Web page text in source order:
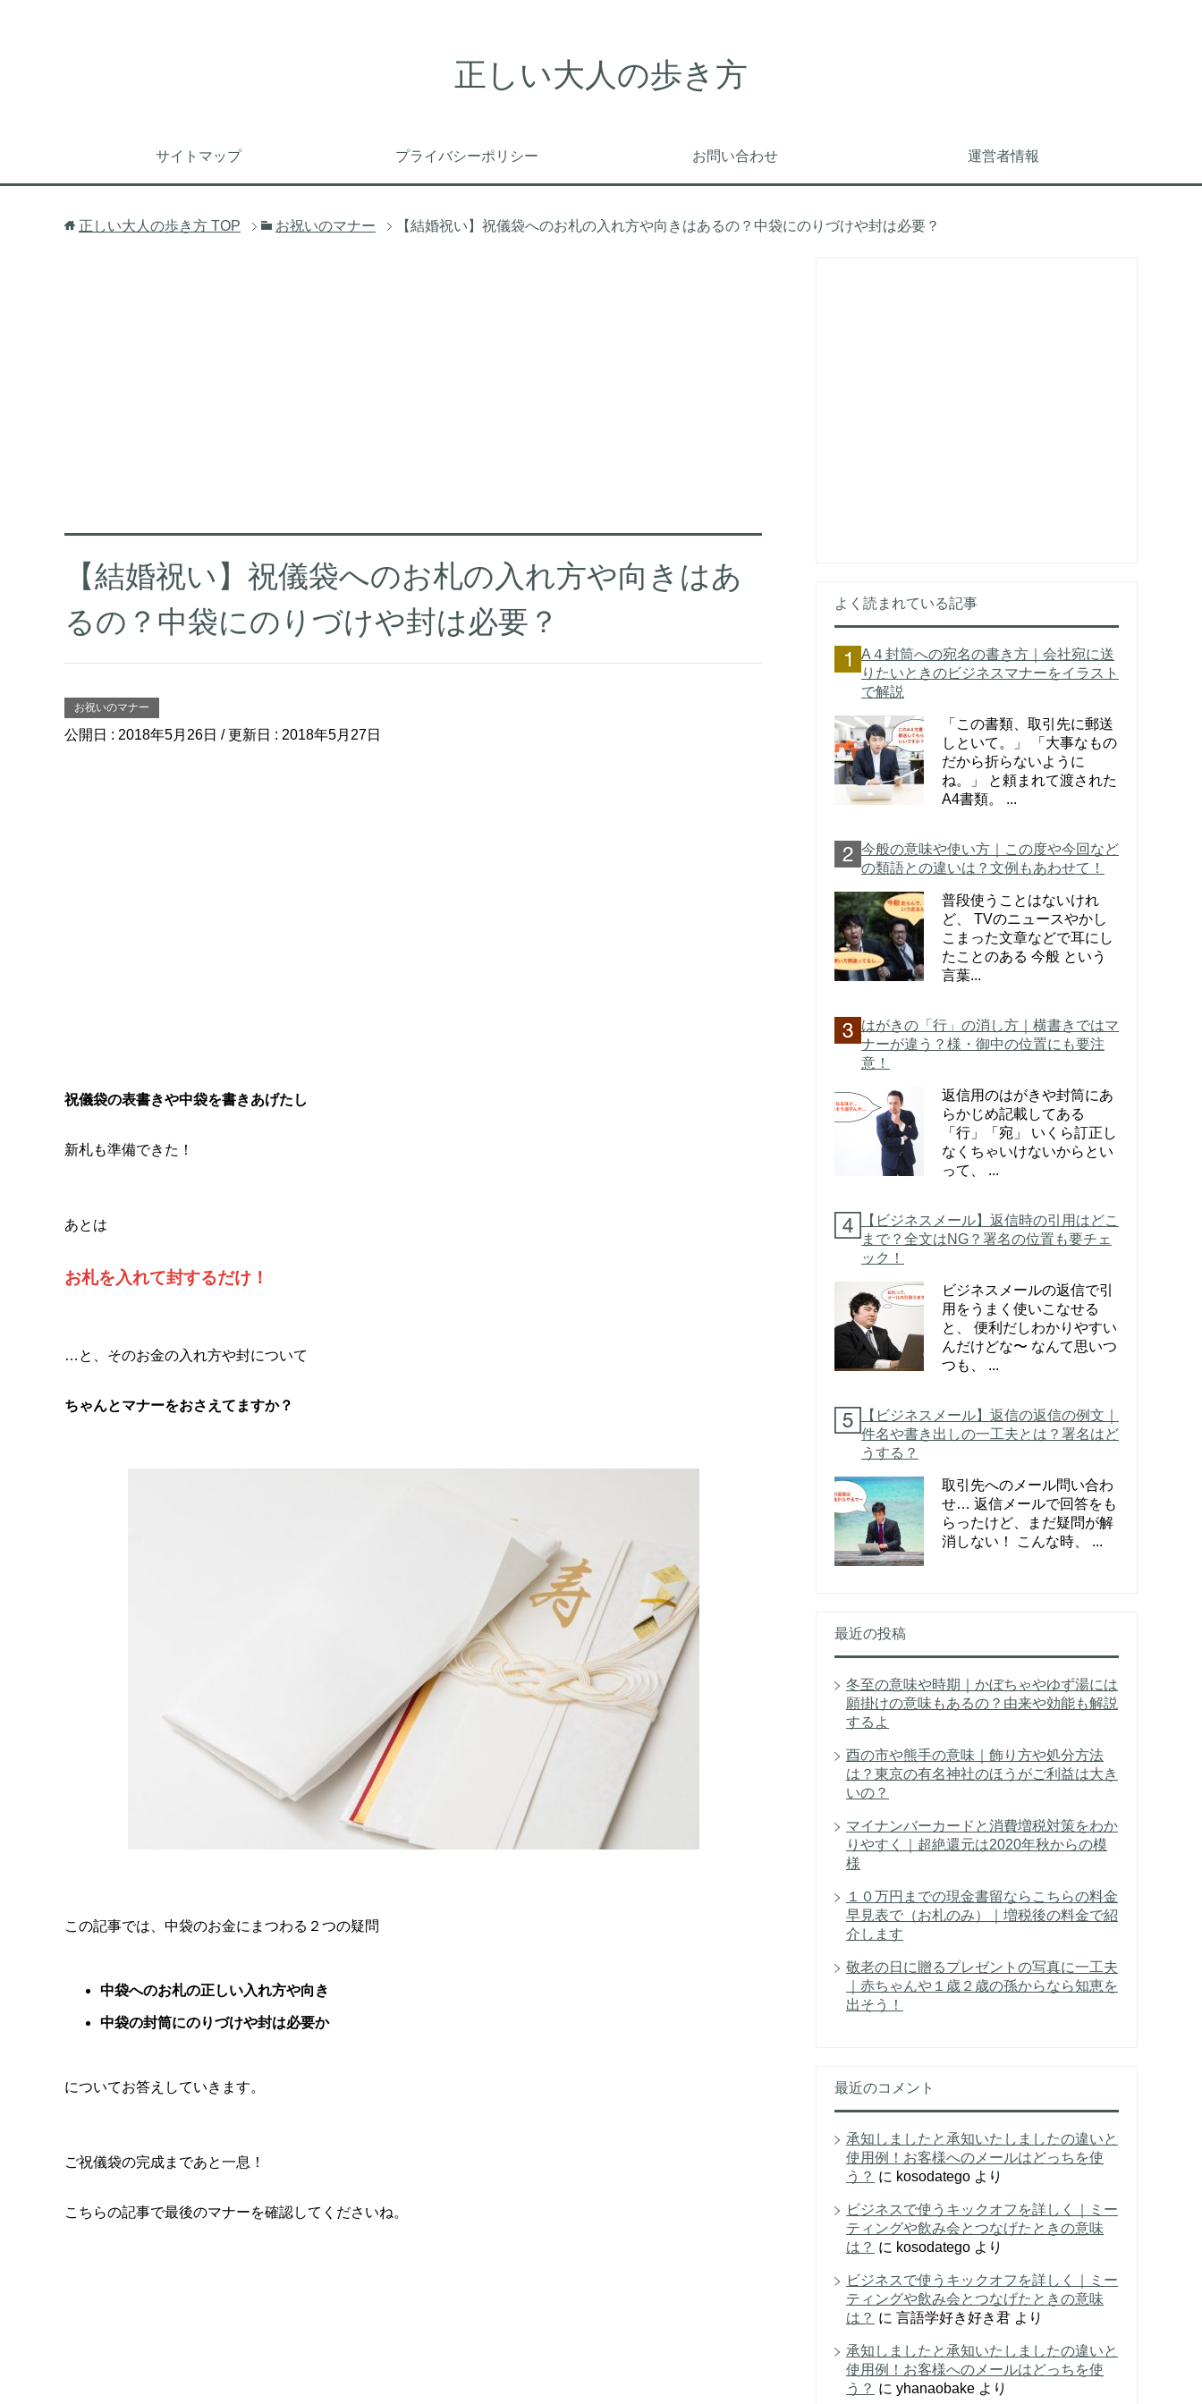
正しい大人の歩き方
サイトマップ プライバシーポリシー お問い合わせ 運営者情報
正しい大人の歩き方 TOP お祝いのマナー 【結婚祝い】祝儀袋へのお札の入れ方や向きはあるの？中袋にのりづけや封は必要？
【結婚祝い】祝儀袋へのお札の入れ方や向きはあ
るの？中袋にのりづけや封は必要？
お祝いのマナー
公開日 : 2018年5月26日 / 更新日 : 2018年5月27日
祝儀袋の表書きや中袋を書きあげたし
新札も準備できた！
あとは
お札を入れて封するだけ！
…と、そのお金の入れ方や封について
ちゃんとマナーをおさえてますか？
この記事では、中袋のお金にまつわる２つの疑問
中袋へのお札の正しい入れ方や向き
中袋の封筒にのりづけや封は必要か
についてお答えしていきます。
ご祝儀袋の完成まであと一息！
こちらの記事で最後のマナーを確認してくださいね。
よく読まれている記事
A４封筒への宛名の書き方｜会社宛に送
りたいときのビジネスマナーをイラスト
で解説
「この書類、取引先に郵送
しといて。」 「大事なもの
だから折らないように
ね。」 と頼まれて渡された
A4書類。 ...
今般の意味や使い方｜この度や今回など
の類語との違いは？文例もあわせて！
普段使うことはないけれ
ど、 TVのニュースやかし
こまった文章などで耳にし
たことのある 今般 という
言葉...
はがきの「行」の消し方｜横書きではマ
ナーが違う？様・御中の位置にも要注
意！
返信用のはがきや封筒にあ
らかじめ記載してある
「行」「宛」 いくら訂正し
なくちゃいけないからとい
って、 ...
【ビジネスメール】返信時の引用はどこ
まで？全文はNG？署名の位置も要チェ
ック！
ビジネスメールの返信で引
用をうまく使いこなせる
と、 便利だしわかりやすい
んだけどな〜 なんて思いつ
つも、 ...
【ビジネスメール】返信の返信の例文｜
件名や書き出しの一工夫とは？署名はど
うする？
取引先へのメール問い合わ
せ… 返信メールで回答をも
らったけど、まだ疑問が解
消しない！ こんな時、 ...
最近の投稿
冬至の意味や時期｜かぼちゃやゆず湯には
願掛けの意味もあるの？由来や効能も解説
するよ
酉の市や熊手の意味｜飾り方や処分方法
は？東京の有名神社のほうがご利益は大き
いの？
マイナンバーカードと消費増税対策をわか
りやすく｜超絶還元は2020年秋からの模
様
１０万円までの現金書留ならこちらの料金
早見表で（お札のみ）｜増税後の料金で紹
介します
敬老の日に贈るプレゼントの写真に一工夫
｜赤ちゃんや１歳２歳の孫からなら知恵を
出そう！
最近のコメント
承知しましたと承知いたしましたの違いと
使用例！お客様へのメールはどっちを使
う？ に kosodatego より
ビジネスで使うキックオフを詳しく｜ミー
ティングや飲み会とつなげたときの意味
は？ に kosodatego より
ビジネスで使うキックオフを詳しく｜ミー
ティングや飲み会とつなげたときの意味
は？ に 言語学好き好き君 より
承知しましたと承知いたしましたの違いと
使用例！お客様へのメールはどっちを使
う？ に yhanaobake より